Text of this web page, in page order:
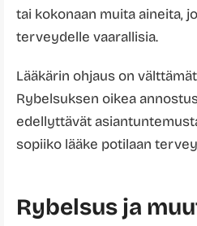
tai kokonaan muita aineita,
terveydelle vaarallisia.
Lääkärin ohjaus on
Rybelsuksen oikea
edellyttävät
sopiiko lääke potilaan
Rybelsus ja